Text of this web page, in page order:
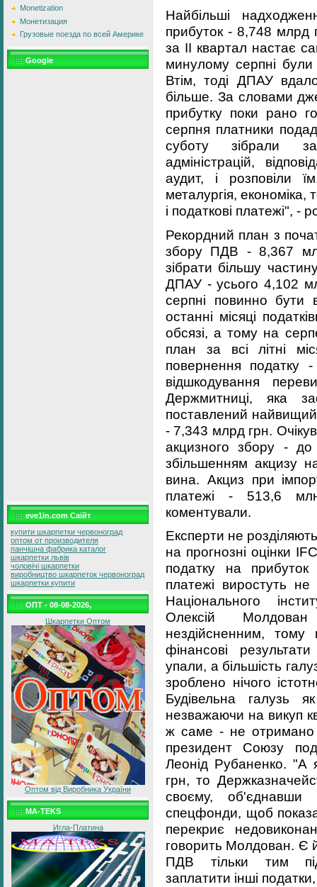
Monetization
Монетизация
Грузовые поезда по всей Америке
Google
eve1in.com Саїйт
купити шкарпетки червоноград
оптом от производителя
панчішна фабрика каталог
шкарпетки львів
чоловічі шкарпетки
виробництво шкарпеток червоноград
шкарпетки купити
ОПТ - 08-08-2026,
Шкарпетки Оптом
Оптом від Виробника України
MA-TEKS
Игла-Платина
Найбільші
прибуток - 8,748 млрд
за II квартал настає
минулому серпні
Втім, тоді ДПАУ
більше. За словами
прибутку поки рано
серпня платники
суботу зібрали
адміністрацій,
аудит, і розповіли
металургія, економіка,
і податкові платежі", -
Рекордний план з
збору ПДВ - 8,367
зібрати більшу
ДПАУ - усього 4,102
серпні повинно бути
останні місяці
обсязі, а тому на
план за всі літні
повернення податку -
відшкодування
Держмитниці, яка
поставлений
- 7,343 млрд грн.
акцизного збору -
збільшенням акцизу
вина. Акциз при
платежі - 513,6
коментували.
Експерти не
на прогнозні оцінки
податку на
платежі виростуть
Національного
Олексій
нездійсненним,
фінансові
упали, а більшість
зроблено нічого
Будівельна галузь
незважаючи на викуп
ж саме - не отримано
президент Союзу
Леонід Рубаненко. "А
грн, то
своєму, об'єднавши
спецфонди, щоб
перекриє
говорить Молдован. Є
ПДВ тільки тим
заплатити інші